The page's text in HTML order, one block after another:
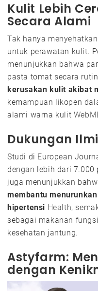
Kulit Lebih
Secara Alami
Tak hanya
untuk perawatan kulit.
menunjukkan bahwa
pasta tomat secara
kerusakan kulit akibat
kemampuan likopen
alami warna kulit
Dukungan
Studi di European
dengan lebih dari 7.000
juga menunjukkan
membantu
hipertensi Health,
sebagai makanan
kesehatan jantung.
Astyfarm:
dengan